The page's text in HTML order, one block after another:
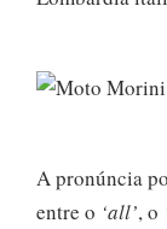
A pronúncia
entre o ‘all’, o